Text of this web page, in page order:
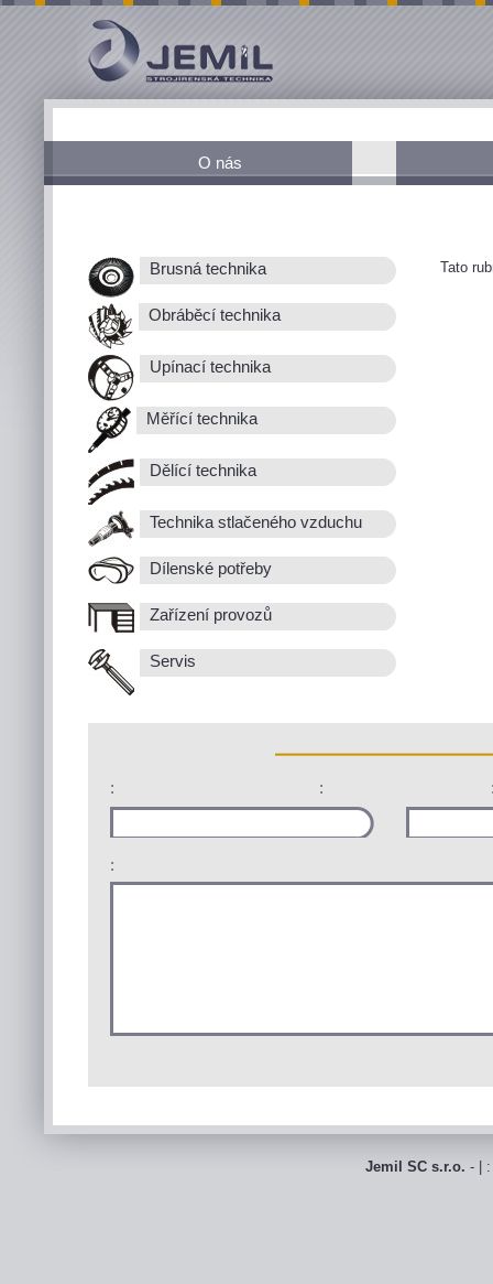
O nás
Brusná technika
Obráběcí technika
Upínací technika
Měřící technika
Dělící technika
Technika stlačeného vzduchu
Dílenské potřeby
Zařízení provozů
Servis
Tato
: :
:
Jemil SC s.r.o. - |